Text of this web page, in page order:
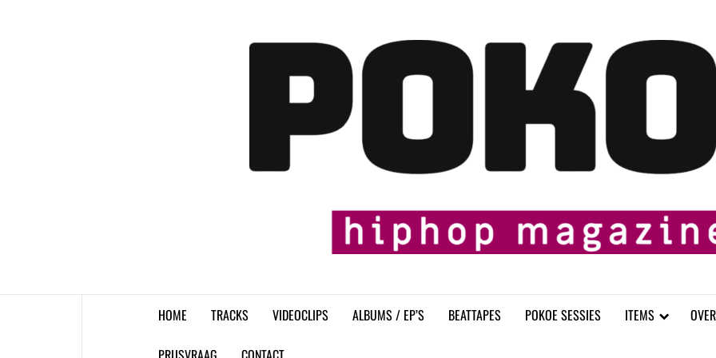
HOME TRACKS VIDEOCLIPS ALBUMS / EP’S BEATTAPES POKOE SESSIES ITEMS